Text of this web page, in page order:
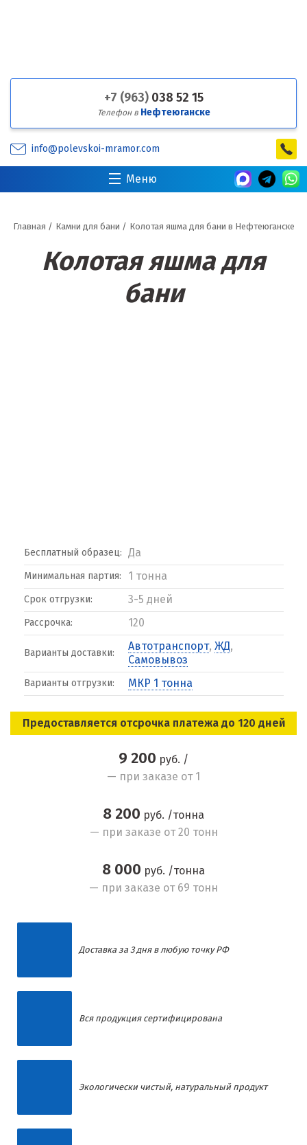
+7 (963) 038 52 15
Телефон в Нефтеюганске
info@polevskoi-mramor.com
Меню
Главная / Камни для бани / Колотая яшма для бани в Нефтеюганске
Колотая яшма для
бани
Бесплатный образец: Да
Минимальная партия: 1 тонна
Срок отгрузки: 3-5 дней
Рассрочка: 120
Варианты доставки:
Автотранспорт, ЖД,
Самовывоз
Варианты отгрузки: МКР 1 тонна
Предоставляется отсрочка платежа до 120 дней
9 200 руб. /
— при заказе от 1
8 200 руб. /тонна
— при заказе от 20 тонн
8 000 руб. /тонна
— при заказе от 69 тонн
Доставка за 3 дня в любую точку РФ
Вся продукция сертифицирована
Экологически чистый, натуральный продукт